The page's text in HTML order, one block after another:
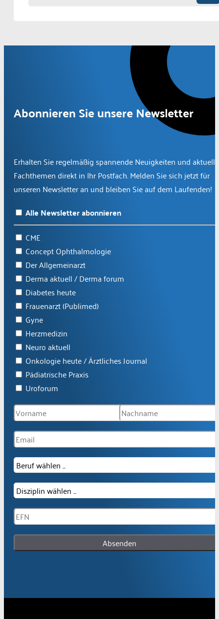
Abonnieren Sie unsere Newsletter
Erhalten Sie regelmäßig spannende Neuigkeiten und aktuelle
Fachthemen direkt in Ihr Postfach. Melden Sie sich jetzt für
unseren Newsletter an und bleiben Sie auf dem Laufenden!
Alle Newsletter abonnieren
CME
Concept Ophthalmologie
Der Allgemeinarzt
Derma aktuell / Derma forum
Diabetes heute
Frauenarzt (Publimed)
Gyne
Herzmedizin
Neuro aktuell
Onkologie heute / Ärztliches Journal
Pädiatrische Praxis
Uroforum
Absenden